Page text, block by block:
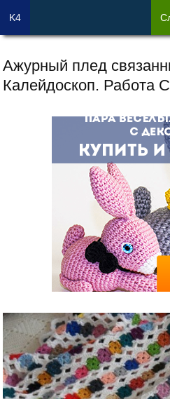
Ажурный плед
Калейдоскоп. Работа
K4